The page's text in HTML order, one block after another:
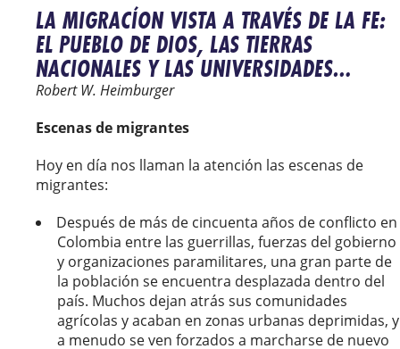
LA MIGRACÍON VISTA A TRAVÉS DE LA FE:
EL PUEBLO DE DIOS, LAS TIERRAS
NACIONALES Y LAS UNIVERSIDADES…
Robert W. Heimburger
Escenas de migrantes
Hoy en día nos llaman la atención las escenas de
migrantes:
Después de más de cincuenta años de conflicto en
Colombia entre las guerrillas, fuerzas del gobierno
y organizaciones paramilitares, una gran parte de
la población se encuentra desplazada dentro del
país. Muchos dejan atrás sus comunidades
agrícolas y acaban en zonas urbanas deprimidas, y
a menudo se ven forzados a marcharse de nuevo